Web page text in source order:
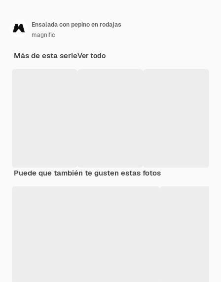
Ensalada con pepino en rodajas
magnific
Más de esta serieVer todo
Puede que también te gusten estas fotos